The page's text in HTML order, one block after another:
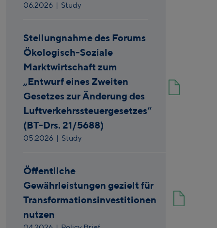
06.2026 | Study
Stellungnahme des Forums
Ökologisch-Soziale
Marktwirtschaft zum
„Entwurf eines Zweiten
Gesetzes zur Änderung des
Luftverkehrssteuergesetzes“
(BT-Drs. 21/5688)
05.2026 | Study
Öffentliche
Gewährleistungen gezielt für
Transformationsinvestitionen
nutzen